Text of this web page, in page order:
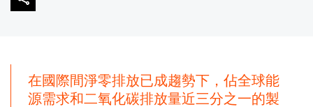
在國際間淨零排放已成趨勢下，佔全球能
源需求和二氧化碳排放量近三分之一的製